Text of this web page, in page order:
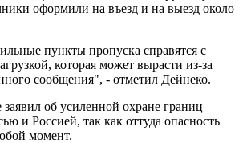
оформили на въезд и на выезд около
пункты пропуска справятся с
которая может вырасти из-за
сообщения", - отметил Дейнеко.
об усиленной охране границ
и Россией, так как оттуда опасность
момент.